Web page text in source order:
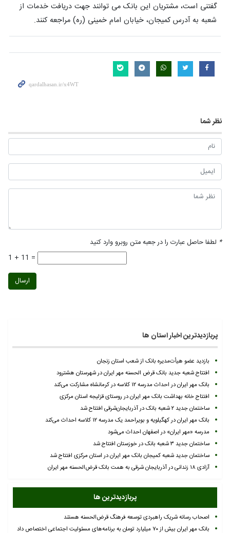
گفتنی است، مشتریان این بانک می توانند جهت دریافت خدمات از
شعبه به آدرس کمیجان، خیابان امام خمینی (ره) مراجعه کنند.
نظر شما
* لطفا حاصل عبارت را در جعبه متن روبرو وارد کنید
1 + 11 =
ارسال
پربازدیدترین اخبار استان ها
بازدید عضو هیأت‌مدیره بانک از شعب استان زنجان
افتتاح شعبه جدید بانک قرض الحسنه مهر ایران در شهرستان هشترود
بانک مهر ایران در احداث مدرسه ۱۲ کلاسه در کرمانشاه مشارکت می‌کند
افتتاح خانه بهداشت بانک مهر ایران در روستای قزلیجه استان مرکزی
ساختمان جدید ۲ شعبه بانک در آذربایجان‌شرقی افتتاح شد
بانک مهر ایران در کهگیلویه و بویراحمد یک مدرسه ۱۲ کلاسه احداث می‌کند
مدرسه «مهر ایران» در اصفهان احداث می‌شود
ساختمان جدید ۳ شعبه بانک در خوزستان افتتاح شد
ساختمان جدید شعبه کمیجان بانک مهر ایران در استان مرکزی افتتاح شد
آزادی ۱۸ زندانی در آذربایجان شرقی به همت بانک قرض‌الحسنه مهر ایران
پربازدیدترین ها
اصحاب رسانه شریک راهبردی توسعه فرهنگ قرض‌الحسنه هستند
بانک مهر ایران بیش از ۷۰ میلیارد تومان به برنامه‌های مسئولیت اجتماعی اختصاص داد